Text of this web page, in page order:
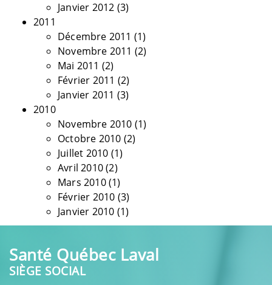
Janvier 2012 (3)
2011
Décembre 2011 (1)
Novembre 2011 (2)
Mai 2011 (2)
Février 2011 (2)
Janvier 2011 (3)
2010
Novembre 2010 (1)
Octobre 2010 (2)
Juillet 2010 (1)
Avril 2010(2)
Mars 2010(1)
Février 2010 (3)
Janvier 2010 (1)
Santé Québec Laval
SIÈGE SOCIAL